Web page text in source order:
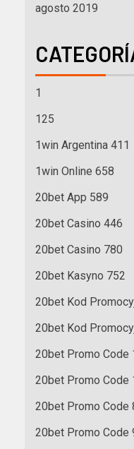
agosto 2019
1
125
1win Argentina 411
1win Online 658
20bet App 589
20bet Casino 446
20bet Casino 780
20bet Kasyno 752
20bet Kod
20bet Kod
20bet Promo Code
20bet Promo Code
20bet Promo Code
20bet Promo Code